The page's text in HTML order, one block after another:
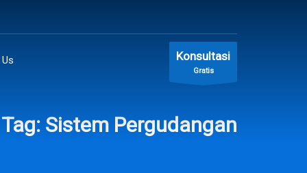
Konsultasi
Gratis
Tag: Sistem Pergudangan